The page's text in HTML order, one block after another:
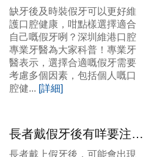
咧？大陸假牙價錢？
缺牙後及時裝假牙可以更好維
護口腔健康，咁點樣選擇適合
自己嘅假牙咧？深圳維港口腔
專業牙醫為大家科普！專業牙
醫表示，選擇合適嘅假牙需要
考慮多個因素，包括個人嘅口
腔健... [詳細]
長者戴假牙後有咩要注意
嘅咧？大陸假牙價錢？
長者戴上假牙後，可能會出現